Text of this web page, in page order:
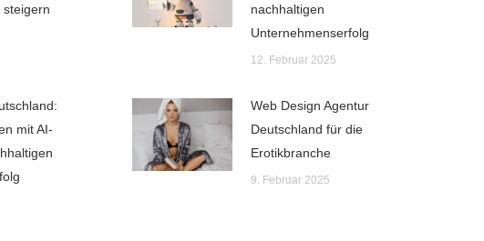
steigern
nachhaltigen
Unternehmenserfolg
12. Februar 2025
mit AI-
Web Design Agentur
Deutschland für die
Erotikbranche
9. Februar 2025